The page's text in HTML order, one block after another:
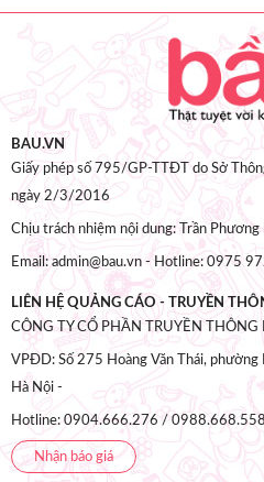
BAU.VN
Giấy phép số 795/GP-TTĐT do Sở
ngày 2/3/2016
Chịu trách nhiệm nội dung: Trần Phương
Email: admin@bau.vn - Hotline: 0975
LIÊN HỆ QUẢNG CÁO - TRUYỀN
CÔNG TY CỔ PHẦN TRUYỀN THÔNG
VPĐD: Số 275 Hoàng Văn Thái, phường
Hà Nội -
Hotline: 0904.666.276 / 0988.668.558
Nhận báo giá